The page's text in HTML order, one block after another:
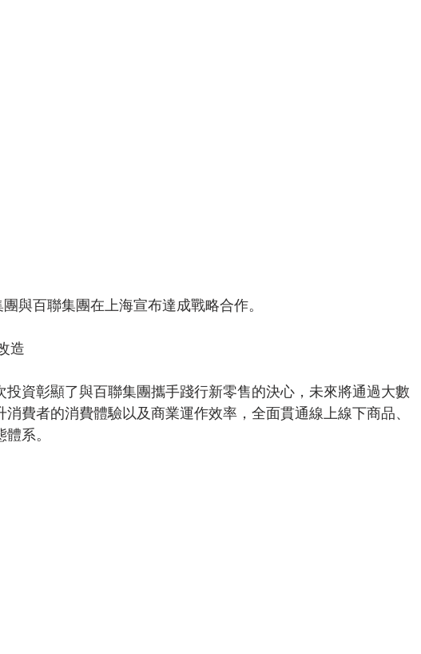
與百聯集團在上海宣布達成戰略合作。
造
投資彰顯了與百聯集團攜手踐行新零售的決心，未來將通過大數
費者的消費體驗以及商業運作效率，全面貫通線上線下商品、
系。